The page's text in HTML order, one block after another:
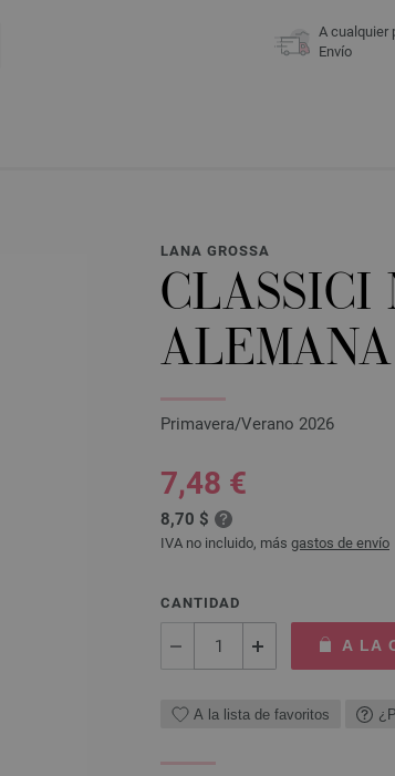
A cualquier
Envío
LANA GROSSA
CLASSICI
ALEMANA
Primavera/Verano 2026
7,48 €
8,70 $
IVA no incluido, más gastos de envío
CANTIDAD
A LA
A la lista de favoritos